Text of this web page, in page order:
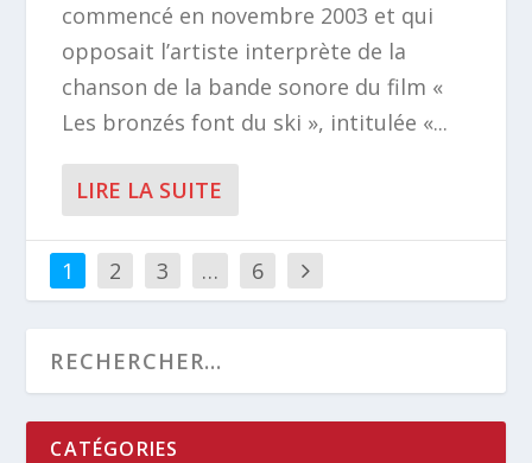
commencé en novembre 2003 et qui
opposait l’artiste interprète de la
chanson de la bande sonore du film «
Les bronzés font du ski », intitulée «...
LIRE LA SUITE
1 2 3 … 6
CATÉGORIES